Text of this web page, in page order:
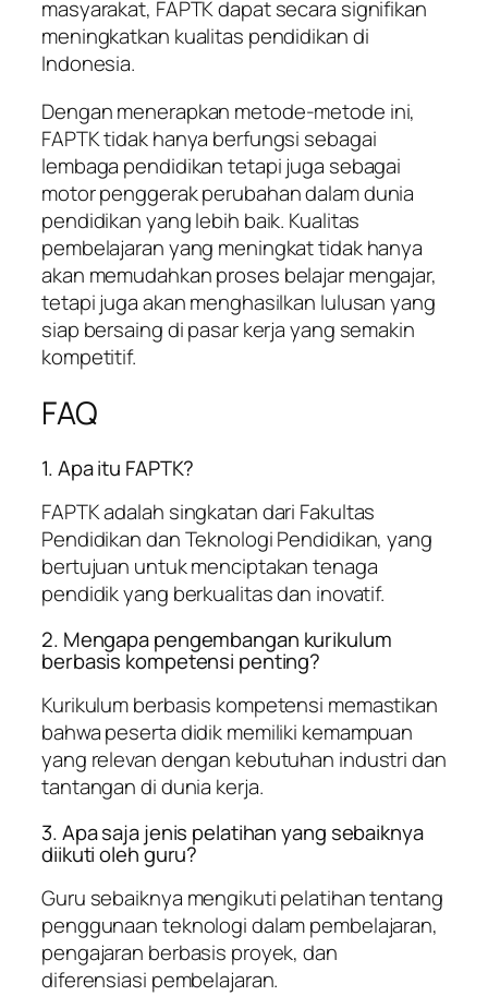
masyarakat, FAPTK dapat secara signifikan
meningkatkan kualitas pendidikan di
Indonesia.
Dengan menerapkan metode-metode ini,
FAPTK tidak hanya berfungsi sebagai
lembaga pendidikan tetapi juga sebagai
motor penggerak perubahan dalam dunia
pendidikan yang lebih baik. Kualitas
pembelajaran yang meningkat tidak hanya
akan memudahkan proses belajar mengajar,
tetapi juga akan menghasilkan lulusan yang
siap bersaing di pasar kerja yang semakin
kompetitif.
FAQ
1. Apa itu FAPTK?
FAPTK adalah singkatan dari Fakultas
Pendidikan dan Teknologi Pendidikan, yang
bertujuan untuk menciptakan tenaga
pendidik yang berkualitas dan inovatif.
2. Mengapa pengembangan kurikulum
berbasis kompetensi penting?
Kurikulum berbasis kompetensi memastikan
bahwa peserta didik memiliki kemampuan
yang relevan dengan kebutuhan industri dan
tantangan di dunia kerja.
3. Apa saja jenis pelatihan yang sebaiknya
diikuti oleh guru?
Guru sebaiknya mengikuti pelatihan tentang
penggunaan teknologi dalam pembelajaran,
pengajaran berbasis proyek, dan
diferensiasi pembelajaran.